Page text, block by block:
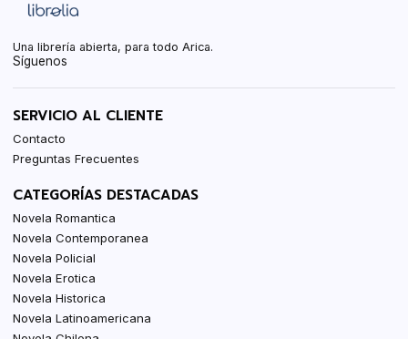
Una librería abierta, para todo Arica.
Síguenos
SERVICIO AL CLIENTE
Contacto
Preguntas Frecuentes
CATEGORÍAS DESTACADAS
Novela Romantica
Novela Contemporanea
Novela Policial
Novela Erotica
Novela Historica
Novela Latinoamericana